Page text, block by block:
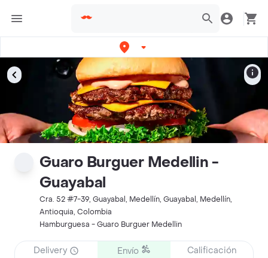
Guaro Burguer Medellin -
Guayabal
Cra. 52 #7-39, Guayabal, Medellín, Guayabal, Medellín,
Antioquia, Colombia
Hamburguesa - Guaro Burguer Medellin
Delivery
Envío
Calificación